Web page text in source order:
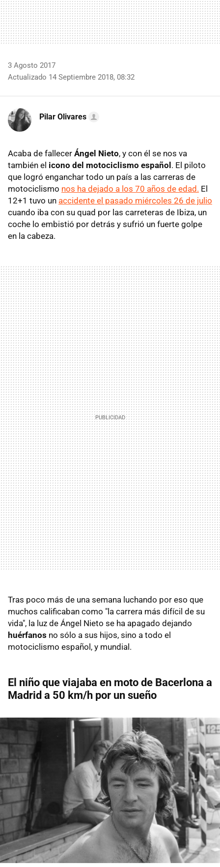
3 Agosto 2017
Actualizado 14 Septiembre 2018, 08:32
Pilar Olivares
Acaba de fallecer Ángel Nieto, y con él se nos va
también el icono del motociclismo español. El piloto
que logró enganchar todo un país a las carreras de
motociclismo nos ha dejado a los 70 años de edad. El
12+1 tuvo un accidente el pasado miércoles 26 de julio
cuando iba con su quad por las carreteras de Ibiza, un
coche lo embistió por detrás y sufrió un fuerte golpe
en la cabeza.
Tras poco más de una semana luchando por eso que
muchos calificaban como "la carrera más difícil de su
vida", la luz de Ángel Nieto se ha apagado dejando
huérfanos no sólo a sus hijos, sino a todo el
motociclismo español, y mundial.
El niño que viajaba en moto de Bacerlona a
Madrid a 50 km/h por un sueño